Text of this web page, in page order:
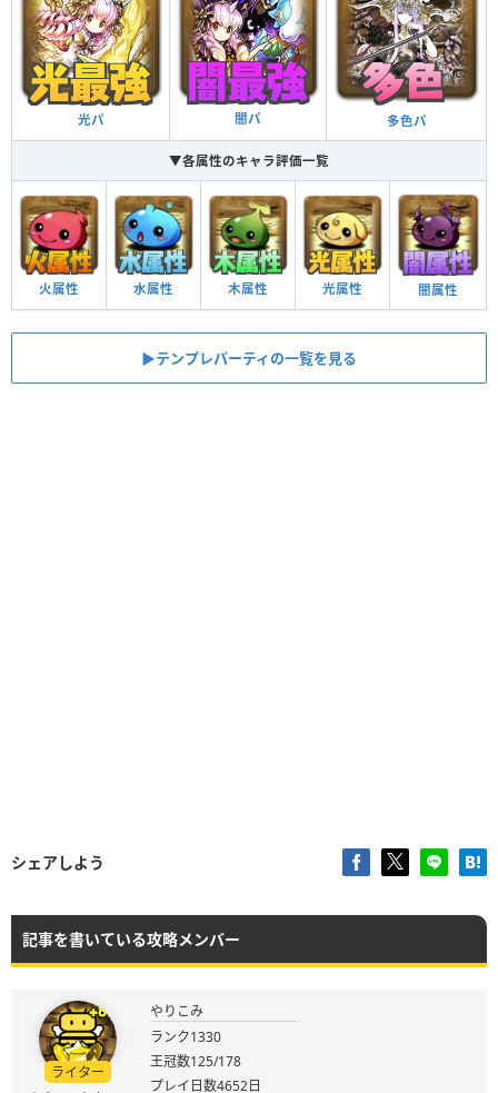
光パ 闇パ 多色パ
▼各属性のキャラ評価一覧
火属性 水属性 木属性 光属性 闇属性
▶︎テンプレパーティの一覧を見る
シェアしよう
記事を書いている攻略メンバー
ライター
やりこみ
ランク1330
王冠数125/178
プレイ日数4652日